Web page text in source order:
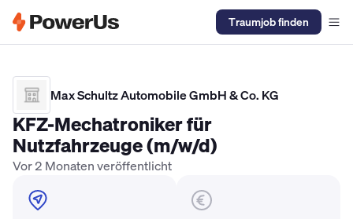
Traumjob finden
Max Schultz Automobile GmbH & Co. KG
KFZ-Mechatroniker für
Nutzfahrzeuge (m/w/d)
Vor 2 Monaten veröffentlicht